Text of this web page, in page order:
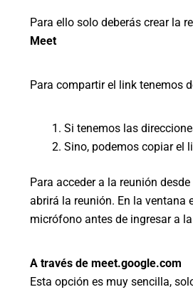
Para ello solo deberás crear la
Meet
Para compartir el link tenemos
Si tenemos las
Sino, podemos copiar el
Para acceder a la reunión
abrirá la reunión. En la ventana
micrófono antes de ingresar a
A través de meet.google.com
Esta opción es muy sencilla,